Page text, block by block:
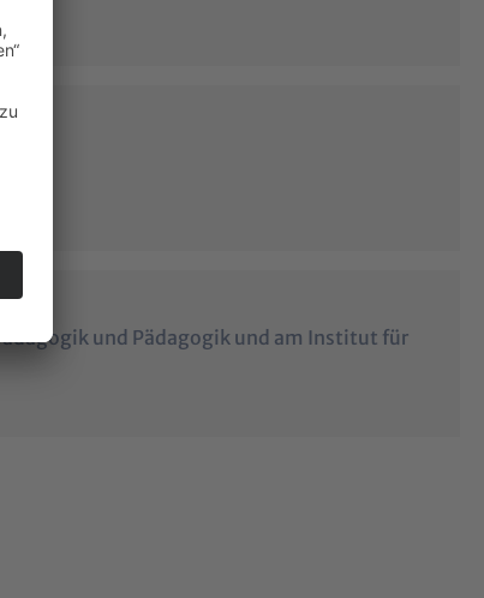
und Pädagogik und am Institut für